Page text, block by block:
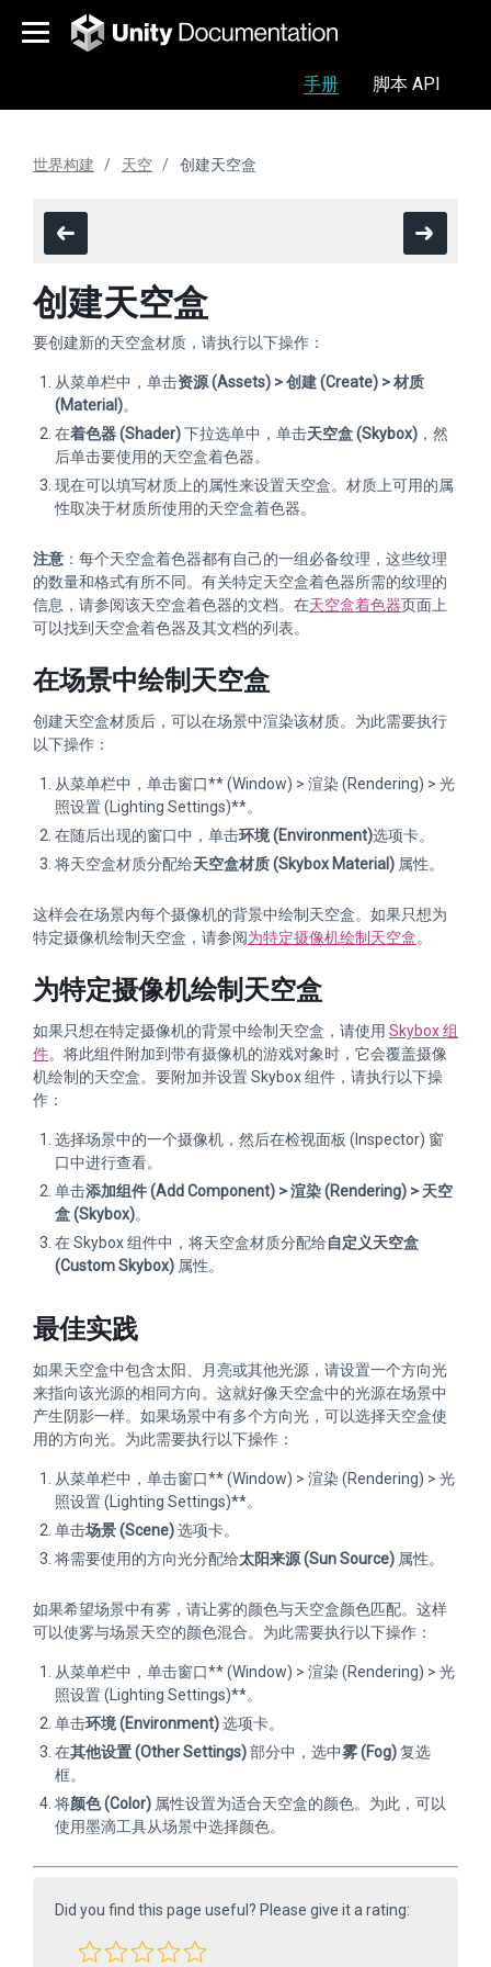
手册 脚本 API
世界构建 天空 创建天空盒
创建天空盒
要创建新的天空盒材质，请执行以下操作：
从菜单栏中，单击资源 (Assets) > 创建 (Create) > 材质
(Material)。
在着色器 (Shader)下拉选单中，单击天空盒 (Skybox) ，然
后单击要使用的天空盒着色器。
现在可以填写材质上的属性来设置天空盒。材质上可用的属
性取决于材质所使用的天空盒着色器。
注意 ：每个天空盒着色器都有自己的一组必备纹理，这些纹理
的数量和格式有所不同。有关特定天空盒着色器所需的纹理的
信息，请参阅该天空盒着色器的文档。在天空盒着色器页面上
可以找到天空盒着色器及其文档的列表。
在场景中绘制天空盒
创建天空盒材质后，可以在场景中渲染该材质。为此需要执行
以下操作：
从菜单栏中，单击窗口** (Window) > 渲染 (Rendering) > 光
照设置 (Lighting Settings)**。
在随后出现的窗口中，单击环境 (Environment)选项卡。
将天空盒材质分配给天空盒材质 (Skybox Material) 属性。
这样会在场景内每个摄像机的背景中绘制天空盒。如果只想为
特定摄像机绘制天空盒，请参阅为特定摄像机绘制天空盒。
为特定摄像机绘制天空盒
如果只想在特定摄像机的背景中绘制天空盒，请使用 Skybox 组
件。将此组件附加到带有摄像机的游戏对象时，它会覆盖摄像
机绘制的天空盒。要附加并设置 Skybox 组件，请执行以下操
作：
选择场景中的一个摄像机，然后在检视面板 (Inspector) 窗
口中进行查看。
单击添加组件 (Add Component) > 渲染 (Rendering) > 天空
盒 (Skybox)。
在 Skybox 组件中，将天空盒材质分配给自定义天空盒
(Custom Skybox) 属性。
最佳实践
如果天空盒中包含太阳、月亮或其他光源，请设置一个方向光
来指向该光源的相同方向。这就好像天空盒中的光源在场景中
产生阴影一样。如果场景中有多个方向光，可以选择天空盒使
用的方向光。为此需要执行以下操作：
从菜单栏中，单击窗口** (Window) > 渲染 (Rendering) > 光
照设置 (Lighting Settings)**。
单击场景 (Scene)选项卡。
将需要使用的方向光分配给太阳来源 (Sun Source) 属性。
如果希望场景中有雾，请让雾的颜色与天空盒颜色匹配。这样
可以使雾与场景天空的颜色混合。为此需要执行以下操作：
从菜单栏中，单击窗口** (Window) > 渲染 (Rendering) > 光
照设置 (Lighting Settings)**。
单击环境 (Environment)选项卡。
在其他设置 (Other Settings)部分中，选中雾 (Fog)复选
框。
将颜色 (Color) 属性设置为适合天空盒的颜色。为此，可以
使用墨滴工具从场景中选择颜色。
Did you find this page useful? Please give it a rating: